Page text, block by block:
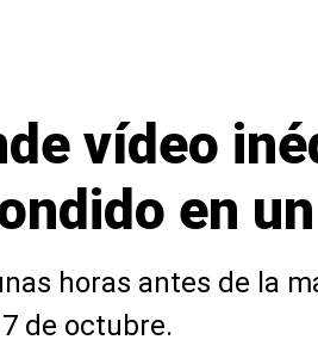
vídeo
en
horas antes de la
de octubre.